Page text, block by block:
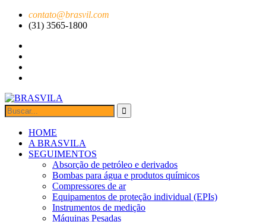
contato@brasvil.com
(31) 3565-1800
HOME
A BRASVILA
SEGUIMENTOS
Absorção de petróleo e derivados
Bombas para água e produtos químicos
Compressores de ar
Equipamentos de proteção individual (EPIs)
Instrumentos de medição
Máquinas Pesadas